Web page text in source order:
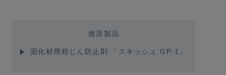
推奨製品
固化材用粉じん防止剤 「スキッシュ GP-1」